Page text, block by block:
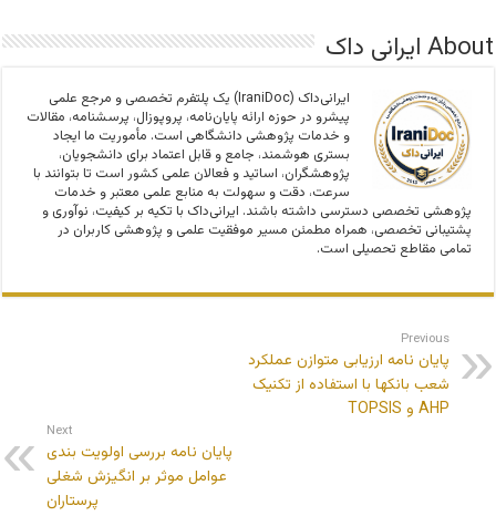
About ایرانی داک
ایرانی‌داک (IraniDoc) یک پلتفرم تخصصی و مرجع علمی
پیشرو در حوزه ارائه پایان‌نامه، پروپوزال، پرسشنامه، مقالات
و خدمات پژوهشی دانشگاهی است. مأموریت ما ایجاد
بستری هوشمند، جامع و قابل اعتماد برای دانشجویان،
پژوهشگران، اساتید و فعالان علمی کشور است تا بتوانند با
سرعت، دقت و سهولت به منابع علمی معتبر و خدمات
پژوهشی تخصصی دسترسی داشته باشند. ایرانی‌داک با تکیه بر کیفیت، نوآوری و
پشتیبانی تخصصی، همراه مطمئن مسیر موفقیت علمی و پژوهشی کاربران در
تمامی مقاطع تحصیلی است.
Previous
پایان نامه ارزیابی متوازن عملکرد
شعب بانکها با استفاده از تکنیک
AHP و TOPSIS
Next
پایان نامه بررسی اولویت بندی
عوامل موثر بر انگیزش شغلی
پرستاران